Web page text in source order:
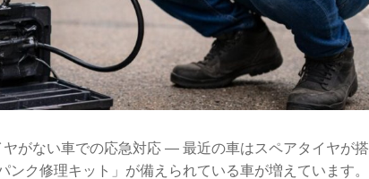
がない車での応急対応 ― 最近の車はスペアタイヤが搭
ク修理キット」が備えられている車が増えています。